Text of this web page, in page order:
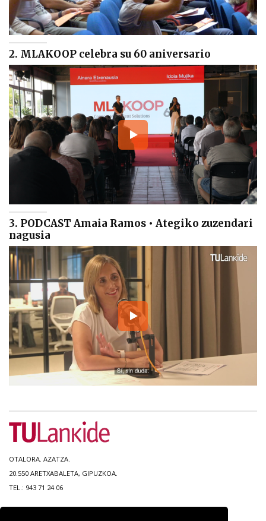
2. MLAKOOP celebra su 60 aniversario
3. PODCAST Amaia Ramos • Ategiko zuzendari
nagusia
OTALORA. AZATZA.
20.550 ARETXABALETA, GIPUZKOA.
TEL.: 943 71 24 06